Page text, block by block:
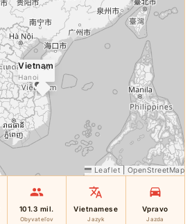
Vietnam
Hanoi
×
Leaflet OpenStreetMap
101.3 mil.
Obyvateľov
Vietnamese
Jazyk
Vpravo
Jazda